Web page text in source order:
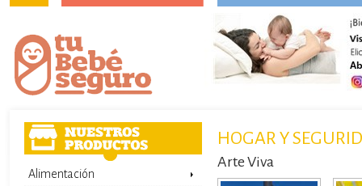
HOGAR Y
Arte Viva
Alimentación